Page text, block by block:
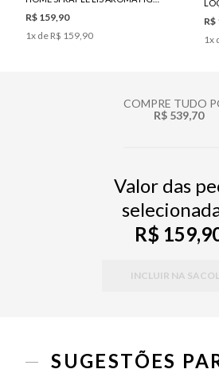
R$ 159,90
1x de R$ 159,90
R$
1x
COMPRE TUDO
R$ 539,70
Valor das
R$
INCLUIR NA
SUGESTÕES